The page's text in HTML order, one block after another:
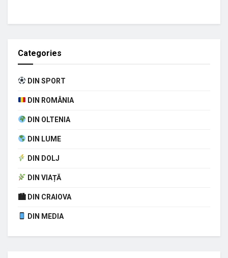
Categories
DIN SPORT
DIN ROMÂNIA
DIN OLTENIA
DIN LUME
DIN DOLJ
DIN VIAȚĂ
🏙 DIN CRAIOVA
DIN MEDIA